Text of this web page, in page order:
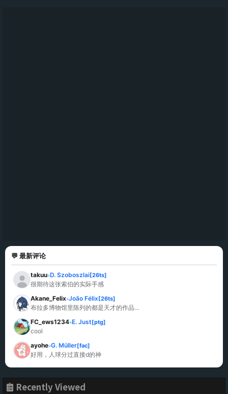
💬 最新评论
takuu»D. Szoboszlai[26ts]
很期待这张索伯的实际手感
Akane_Felix»João Félix[26ts]
布拉多博物馆里陈列的都是天才的作品…
FC_ews1234»E. Just[ptg]
cool
ayohe»G. Müller[fac]
好用，人球分过直接d的神
Recently Viewed